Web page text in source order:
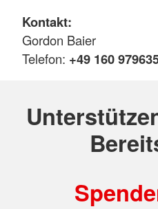
Kontakt:
Gordon Baier
Telefon: +49 160